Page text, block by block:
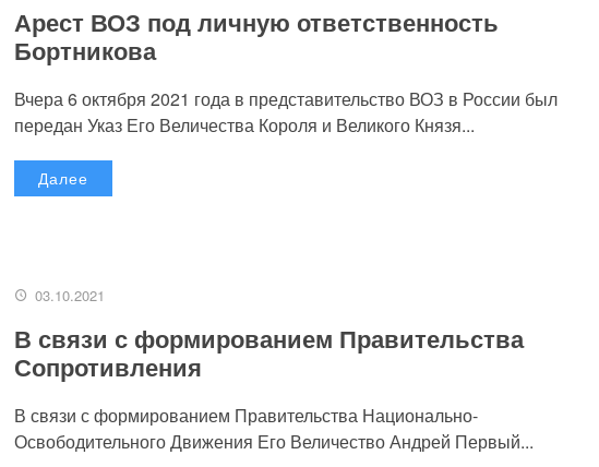
Арест ВОЗ под личную ответственность
Бортникова
Вчера 6 октября 2021 года в представительство ВОЗ в России был
передан Указ Его Величества Короля и Великого Князя...
Далее
03.10.2021
В связи с формированием Правительства
Сопротивления
В связи с формированием Правительства Национально-
Освободительного Движения Его Величество Андрей Первый...